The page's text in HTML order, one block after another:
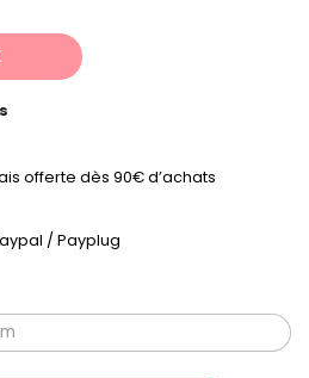
offerte dès 90€ d’achats
/ Payplug